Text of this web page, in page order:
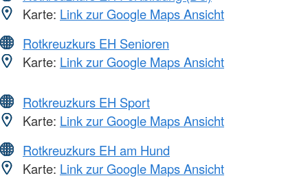
Karte: Link zur Google Maps Ansicht
Rotkreuzkurs EH Senioren
Karte: Link zur Google Maps Ansicht
Rotkreuzkurs EH Sport
Karte: Link zur Google Maps Ansicht
Rotkreuzkurs EH am Hund
Karte: Link zur Google Maps Ansicht